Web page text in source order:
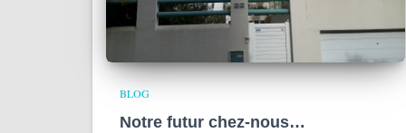
BLOG
Notre futur chez-nous…